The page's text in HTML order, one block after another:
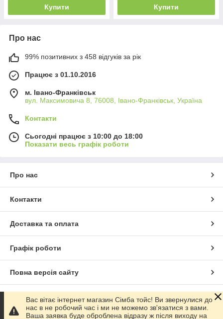
Купити Купити
Про нас
99% позитивних з 458 відгуків за рік
Працює з 01.10.2016
м. Івано-Франківськ
вул. Максимовича 8, 76008, Івано-Франківськ, Україна
Контакти
Сьогодні працює з 10:00 до 18:00
Показати весь графік роботи
Про нас
Контакти
Доставка та оплата
Графік роботи
Повна версія сайту
Сайт створено на маркетплейсі Prom.ua
Вас вітає інтернет магазин Сімба тойс! Ви звернулися до
нас в не робочий час і ми не можемо зв'язатися з вами.
Ваша заявка буде оброблена відразу ж після виходу на